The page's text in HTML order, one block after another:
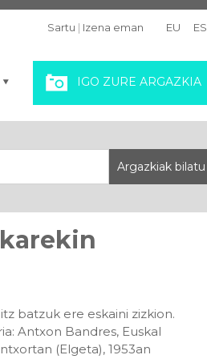
Sartu | Izena eman EU ES
IGO ZURE ARGAZKIA
batzuk ere eskaini zizkion.
Antxon Bandres, Euskal
(Elgeta), 1953an